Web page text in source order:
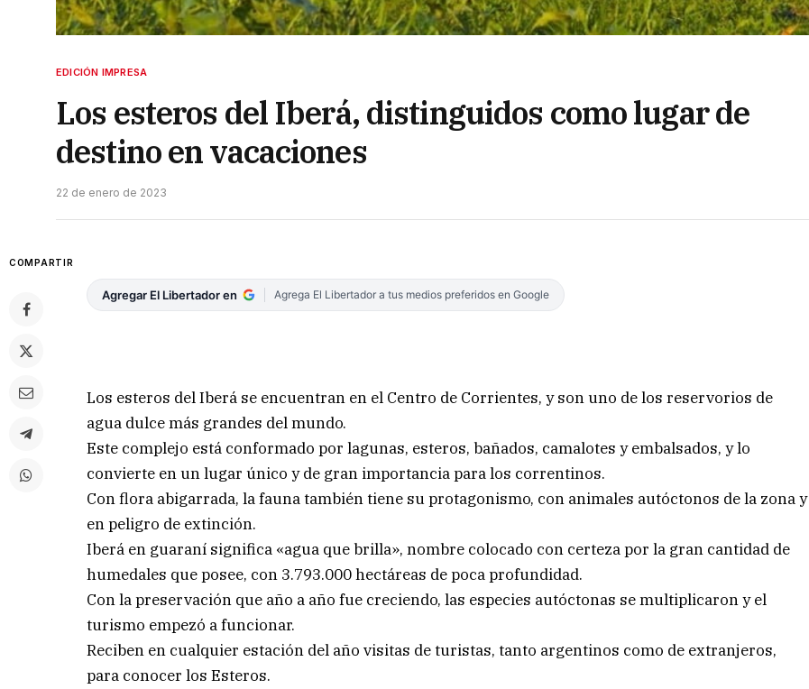
EDICIÓN IMPRESA
Los esteros del Iberá, distinguidos como lugar de
destino en vacaciones
22 de enero de 2023
COMPARTIR
Agregar El Libertador en Agrega El Libertador a tus medios preferidos en Google
Los esteros del Iberá se encuentran en el Centro de Corrientes, y son uno de los reservorios de
agua dulce más grandes del mundo.
Este complejo está conformado por lagunas, esteros, bañados, camalotes y embalsados, y lo
convierte en un lugar único y de gran importancia para los correntinos.
Con flora abigarrada, la fauna también tiene su protagonismo, con animales autóctonos de la zona y
en peligro de extinción.
Iberá en guaraní significa «agua que brilla», nombre colocado con certeza por la gran cantidad de
humedales que posee, con 3.793.000 hectáreas de poca profundidad.
Con la preservación que año a año fue creciendo, las especies autóctonas se multiplicaron y el
turismo empezó a funcionar.
Reciben en cualquier estación del año visitas de turistas, tanto argentinos como de extranjeros,
para conocer los Esteros.